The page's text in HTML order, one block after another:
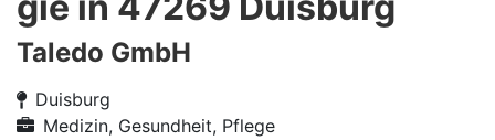
Taledo GmbH
Duisburg
Medizin, Gesundheit, Pflege